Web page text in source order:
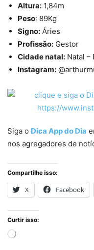
Altura: 1,84m
Peso: 89Kg
Signo: Áries
Profissão: Gestor
Cidade natal: Natal –
Instagram:
Siga o Dica App do Dia
nos agregadores de
Compartilhe isso:
X Facebook
Curtir isso:
Carregando...